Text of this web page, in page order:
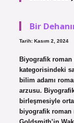
Bir
Tarih: Kasım 2, 2024
Biyografik
kategorisindeki
bilim adamı
arzusu.
birleşmesiyle
biyografik